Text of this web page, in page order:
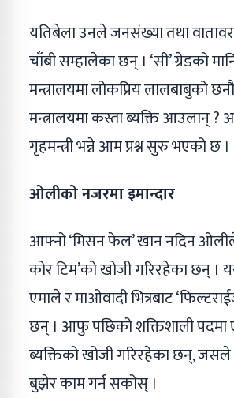
यतिबेला उनले जनसंख्या तथा
चाँबी सम्हालेका छन् । ‘सी’ ग्रेडको
मन्त्रालयमा लोकप्रिय लालबाबुको
मन्त्रालयमा कस्ता ब्यक्ति आउलान् ?
गृहमन्त्री भन्ने आम प्रश्न सुरु भएको छ ।
ओलीको नजरमा इमान्दार
आफ्नो ‘मिसन फेल’ खान नदिन ओलीले
कोर टिम’को खोजी गरिरहेका छन् ।
एमाले र माओवादी भित्रबाट
छन् । आफु पछिको शक्तिशाली पदमा
ब्यक्तिको खोजी गरिरहेका छन्,
बुझेर काम गर्न सकोस् ।